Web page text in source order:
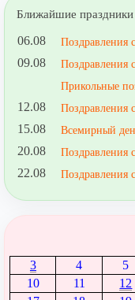
Ближайшие праздники
06.08 Поздравления
09.08
Поздравления
Прикольные
12.08
15.08 Всемирный
20.08 Поздравления
22.08 Поздравления
3
4 5
10
11 12